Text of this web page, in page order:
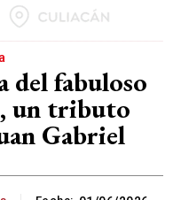
del fabuloso
un tributo
Gabriel